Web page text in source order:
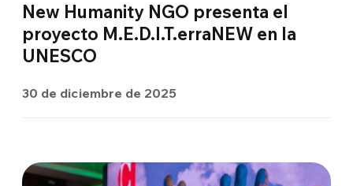
New Humanity NGO presenta el
proyecto M.E.D.I.T.erraNEW en la
UNESCO
30 de diciembre de 2025